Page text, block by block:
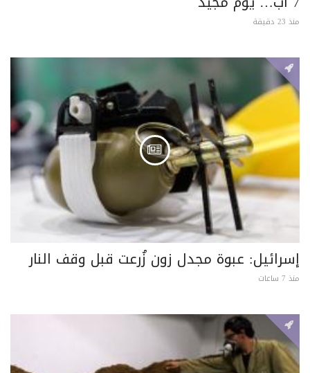
منذ 23 دقيقة
إسرائيل: عبوة مجدل زون زُرعت قبل وقف النار
منذ 7 ساعات